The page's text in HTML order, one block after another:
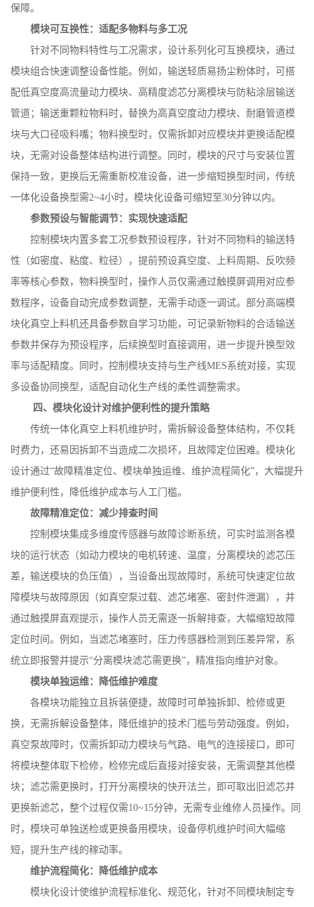
保障。
模块可互换性：适配多物料与多工况
针对不同物料特性与工况需求，设计系列化可互换模块，通过
模块组合快速调整设备性能。例如，输送轻质易扬尘粉体时，可搭
配低真空度高流量动力模块、高精度滤芯分离模块与防粘涂层输送
管道；输送重颗粒物料时，替换为高真空度动力模块、耐磨管道模
块与大口径吸料嘴；物料换型时，仅需拆卸对应模块并更换适配模
块，无需对设备整体结构进行调整。同时，模块的尺寸与安装位置
保持一致，更换后无需重新校准设备，进一步缩短换型时间，传统
一体化设备换型需2~4小时，模块化设备可缩短至30分钟以内。
参数预设与智能调节：实现快速适配
控制模块内置多套工况参数预设程序，针对不同物料的输送特
性（如密度、粘度、粒径），提前预设真空度、上料周期、反吹频
率等核心参数，物料换型时，操作人员仅需通过触摸屏调用对应参
数程序，设备自动完成参数调整，无需手动逐一调试。部分高端模
块化真空上料机还具备参数自学习功能，可记录新物料的合适输送
参数并保存为预设程序，后续换型时直接调用，进一步提升换型效
率与适配精度。同时，控制模块支持与生产线MES系统对接，实现
多设备协同换型，适配自动化生产线的柔性调整需求。
四、模块化设计对维护便利性的提升策略
传统一体化真空上料机维护时，需拆解设备整体结构，不仅耗
时费力，还易因拆卸不当造成二次损坏，且故障定位困难。模块化
设计通过“故障精准定位、模块单独运维、维护流程简化”，大幅提升
维护便利性，降低维护成本与人工门槛。
故障精准定位：减少排查时间
控制模块集成多维度传感器与故障诊断系统，可实时监测各模
块的运行状态（如动力模块的电机转速、温度，分离模块的滤芯压
差，输送模块的负压值），当设备出现故障时，系统可快速定位故
障模块与故障原因（如真空泵过载、滤芯堵塞、密封件泄漏），并
通过触摸屏直观提示，操作人员无需逐一拆解排查，大幅缩短故障
定位时间。例如，当滤芯堵塞时，压力传感器检测到压差异常，系
统立即报警并提示“分离模块滤芯需更换”，精准指向维护对象。
模块单独运维：降低维护难度
各模块功能独立且拆装便捷，故障时可单独拆卸、检修或更
换，无需拆解设备整体，降低维护的技术门槛与劳动强度。例如，
真空泵故障时，仅需拆卸动力模块与气路、电气的连接接口，即可
将模块整体取下检修，检修完成后直接对接安装，无需调整其他模
块；滤芯需更换时，打开分离模块的快开法兰，即可取出旧滤芯并
更换新滤芯，整个过程仅需10~15分钟，无需专业维修人员操作。同
时，模块可单独送检或更换备用模块，设备停机维护时间大幅缩
短，提升生产线的稼动率。
维护流程简化：降低维护成本
模块化设计使维护流程标准化、规范化，针对不同模块制定专